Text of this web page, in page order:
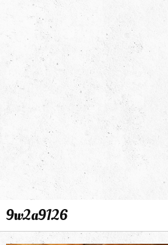
9w2a9126